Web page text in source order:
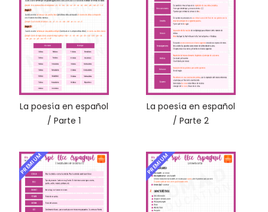
La poesίa en español
/ Parte 1
La poesίa en español
/ Parte 2
PREMIUM PREMIUM